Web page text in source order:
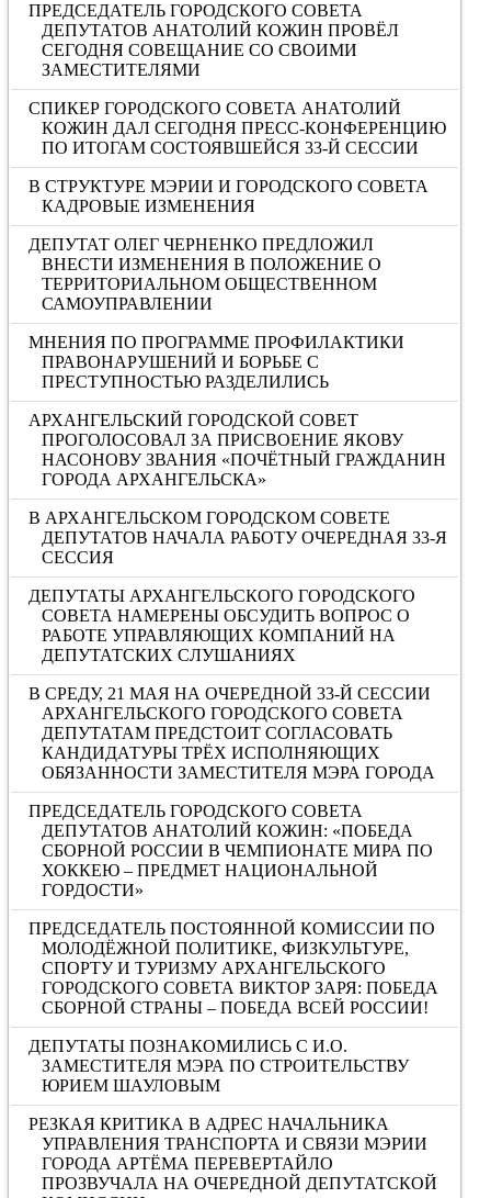
ПРЕДСЕДАТЕЛЬ ГОРОДСКОГО СОВЕТА
ДЕПУТАТОВ АНАТОЛИЙ КОЖИН ПРОВЁЛ
СЕГОДНЯ СОВЕЩАНИЕ СО СВОИМИ
ЗАМЕСТИТЕЛЯМИ
СПИКЕР ГОРОДСКОГО СОВЕТА АНАТОЛИЙ
КОЖИН ДАЛ СЕГОДНЯ ПРЕСС-КОНФЕРЕНЦИЮ
ПО ИТОГАМ СОСТОЯВШЕЙСЯ 33-Й СЕССИИ
В СТРУКТУРЕ МЭРИИ И ГОРОДСКОГО СОВЕТА
КАДРОВЫЕ ИЗМЕНЕНИЯ
ДЕПУТАТ ОЛЕГ ЧЕРНЕНКО ПРЕДЛОЖИЛ
ВНЕСТИ ИЗМЕНЕНИЯ В ПОЛОЖЕНИЕ О
ТЕРРИТОРИАЛЬНОМ ОБЩЕСТВЕННОМ
САМОУПРАВЛЕНИИ
МНЕНИЯ ПО ПРОГРАММЕ ПРОФИЛАКТИКИ
ПРАВОНАРУШЕНИЙ И БОРЬБЕ С
ПРЕСТУПНОСТЬЮ РАЗДЕЛИЛИСЬ
АРХАНГЕЛЬСКИЙ ГОРОДСКОЙ СОВЕТ
ПРОГОЛОСОВАЛ ЗА ПРИСВОЕНИЕ ЯКОВУ
НАСОНОВУ ЗВАНИЯ «ПОЧЁТНЫЙ ГРАЖДАНИН
ГОРОДА АРХАНГЕЛЬСКА»
В АРХАНГЕЛЬСКОМ ГОРОДСКОМ СОВЕТЕ
ДЕПУТАТОВ НАЧАЛА РАБОТУ ОЧЕРЕДНАЯ 33-Я
СЕССИЯ
ДЕПУТАТЫ АРХАНГЕЛЬСКОГО ГОРОДСКОГО
СОВЕТА НАМЕРЕНЫ ОБСУДИТЬ ВОПРОС О
РАБОТЕ УПРАВЛЯЮЩИХ КОМПАНИЙ НА
ДЕПУТАТСКИХ СЛУШАНИЯХ
В СРЕДУ, 21 МАЯ НА ОЧЕРЕДНОЙ 33-Й СЕССИИ
АРХАНГЕЛЬСКОГО ГОРОДСКОГО СОВЕТА
ДЕПУТАТАМ ПРЕДСТОИТ СОГЛАСОВАТЬ
КАНДИДАТУРЫ ТРЁХ ИСПОЛНЯЮЩИХ
ОБЯЗАННОСТИ ЗАМЕСТИТЕЛЯ МЭРА ГОРОДА
ПРЕДСЕДАТЕЛЬ ГОРОДСКОГО СОВЕТА
ДЕПУТАТОВ АНАТОЛИЙ КОЖИН: «ПОБЕДА
СБОРНОЙ РОССИИ В ЧЕМПИОНАТЕ МИРА ПО
ХОККЕЮ – ПРЕДМЕТ НАЦИОНАЛЬНОЙ
ГОРДОСТИ»
ПРЕДСЕДАТЕЛЬ ПОСТОЯННОЙ КОМИССИИ ПО
МОЛОДЁЖНОЙ ПОЛИТИКЕ, ФИЗКУЛЬТУРЕ,
СПОРТУ И ТУРИЗМУ АРХАНГЕЛЬСКОГО
ГОРОДСКОГО СОВЕТА ВИКТОР ЗАРЯ: ПОБЕДА
СБОРНОЙ СТРАНЫ – ПОБЕДА ВСЕЙ РОССИИ!
ДЕПУТАТЫ ПОЗНАКОМИЛИСЬ С И.О.
ЗАМЕСТИТЕЛЯ МЭРА ПО СТРОИТЕЛЬСТВУ
ЮРИЕМ ШАУЛОВЫМ
РЕЗКАЯ КРИТИКА В АДРЕС НАЧАЛЬНИКА
УПРАВЛЕНИЯ ТРАНСПОРТА И СВЯЗИ МЭРИИ
ГОРОДА АРТЁМА ПЕРЕВЕРТАЙЛО
ПРОЗВУЧАЛА НА ОЧЕРЕДНОЙ ДЕПУТАТСКОЙ